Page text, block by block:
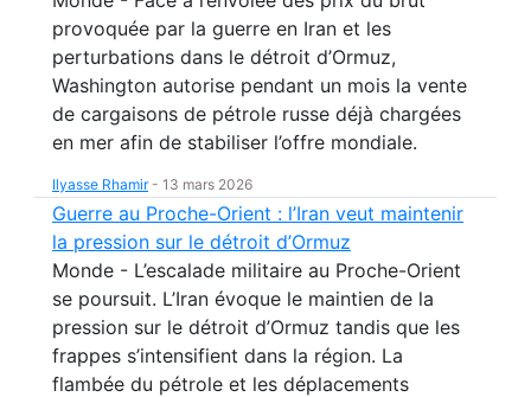
provoquée par la guerre en Iran et les
perturbations dans le détroit d’Ormuz,
Washington autorise pendant un mois la vente
de cargaisons de pétrole russe déjà chargées
en mer afin de stabiliser l’offre mondiale.
Ilyasse Rhamir- 13 mars 2026
Guerre au Proche-Orient : l’Iran veut maintenir
la pression sur le détroit d’Ormuz
Monde - L’escalade militaire au Proche-Orient
se poursuit. L’Iran évoque le maintien de la
pression sur le détroit d’Ormuz tandis que les
frappes s’intensifient dans la région. La
flambée du pétrole et les déplacements